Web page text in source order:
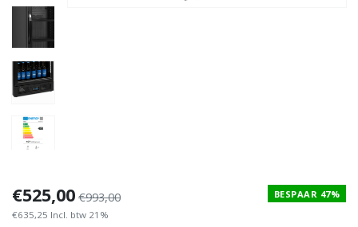
€525,00 €993,00
€635,25 Incl. btw 21%
BESPAAR 47%